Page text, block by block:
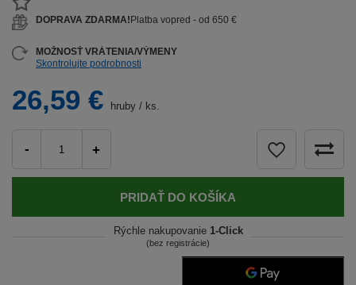
26,59 € hruby / ks.
- +
PRIDAŤ DO KOŠÍKA
Rýchle nakupovanie 1-Click
(bez registrácie)
DOPRAVA ZDARMA! Platba vopred - od 650 €
MOŽNOSŤ VRÁTENIA/VÝMENY
Skontrolujte podrobnosti